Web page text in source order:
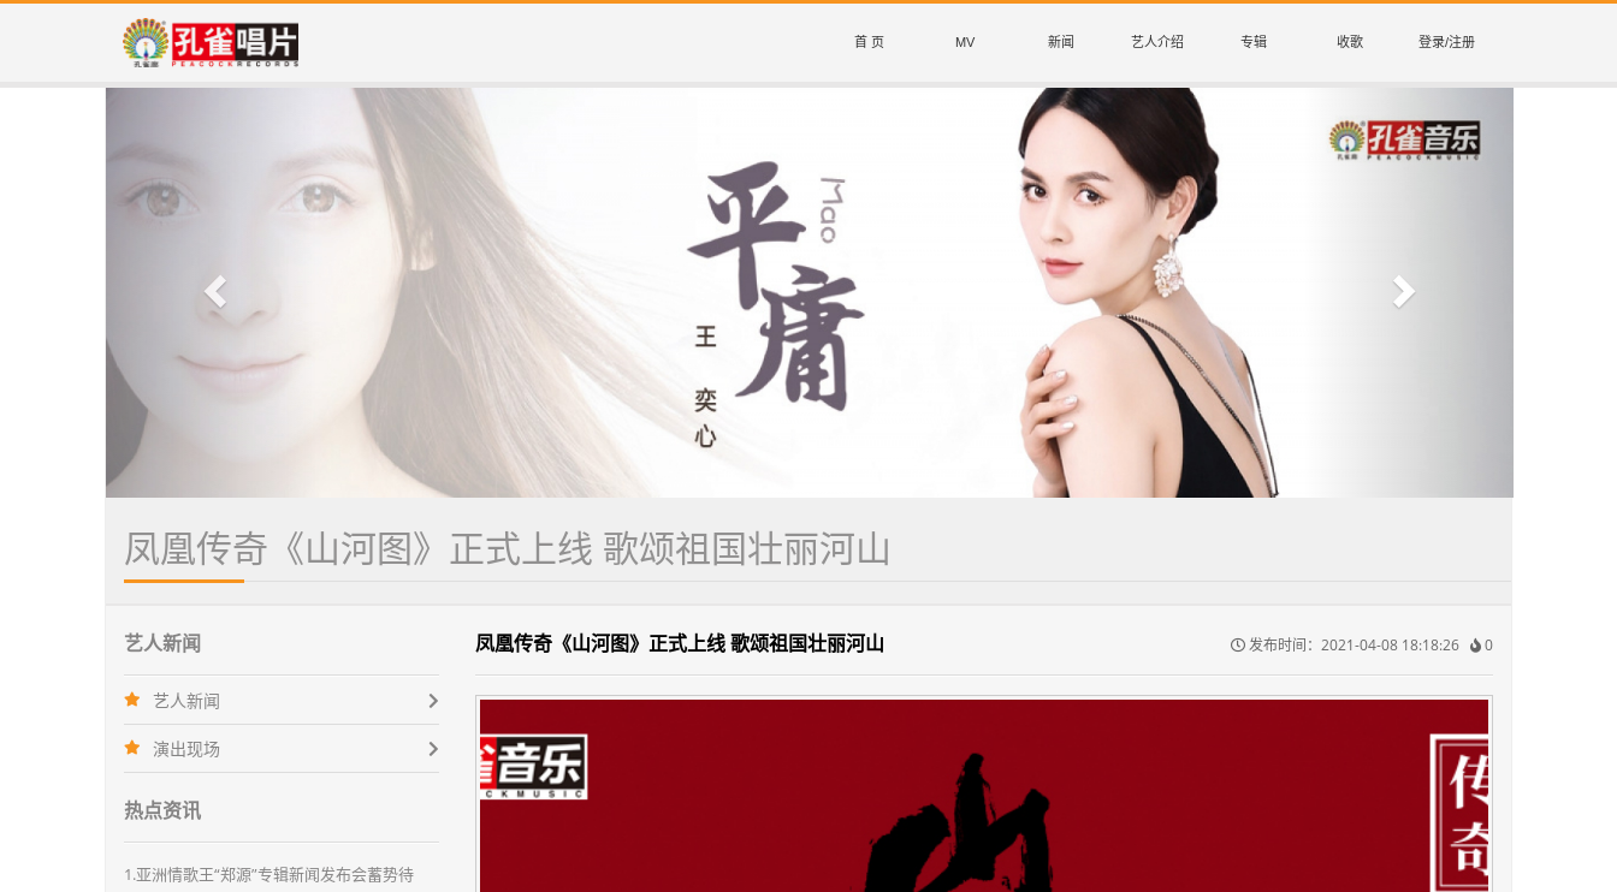
首 页 MV 新闻 艺人介绍 专辑 收歌 登录/注册
凤凰传奇《山河图》正式上线 歌颂祖国壮丽河山
艺人新闻
艺人新闻
演出现场
热点资讯
1.亚洲情歌王“郑源”专辑新闻发布会蓄势待
凤凰传奇《山河图》正式上线 歌颂祖国壮丽河山 发布时间：2021-04-08 18:18:26 0